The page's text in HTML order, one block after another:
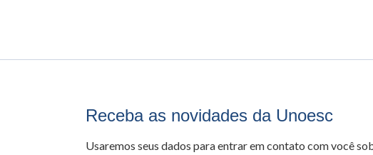
Receba as novidades da Unoesc
Usaremos seus dados para entrar em contato com você